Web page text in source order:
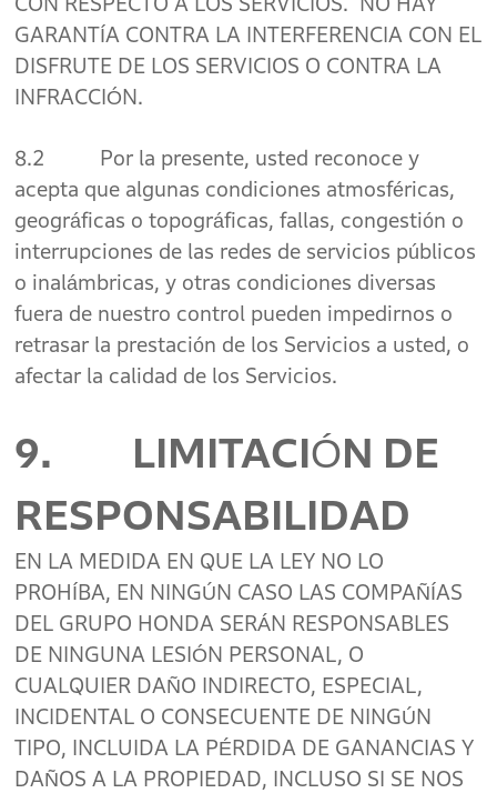
GARANTÍA CONTRA LA INTERFERENCIA CON EL
DISFRUTE DE LOS SERVICIOS O CONTRA LA
INFRACCIÓN.
8.2 Por la presente, usted reconoce y
acepta que algunas condiciones atmosféricas,
geográficas o topográficas, fallas, congestión o
interrupciones de las redes de servicios públicos
o inalámbricas, y otras condiciones diversas
fuera de nuestro control pueden impedirnos o
retrasar la prestación de los Servicios a usted, o
afectar la calidad de los Servicios.
9. LIMITACIÓN DE
RESPONSABILIDAD
EN LA MEDIDA EN QUE LA LEY NO LO
PROHÍBA, EN NINGÚN CASO LAS COMPAÑÍAS
DEL GRUPO HONDA SERÁN RESPONSABLES
DE NINGUNA LESIÓN PERSONAL, O
CUALQUIER DAÑO INDIRECTO, ESPECIAL,
INCIDENTAL O CONSECUENTE DE NINGÚN
TIPO, INCLUIDA LA PÉRDIDA DE GANANCIAS Y
DAÑOS A LA PROPIEDAD, INCLUSO SI SE NOS